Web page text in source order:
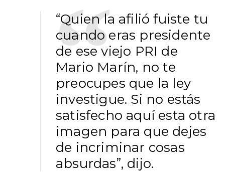
“Quien la afilió fuiste tu
cuando eras presidente
de ese viejo PRI de
Mario Marín, no te
preocupes que la ley
investigue. Si no estás
satisfecho aquí esta otra
imagen para que dejes
de incriminar cosas
absurdas”, dijo.